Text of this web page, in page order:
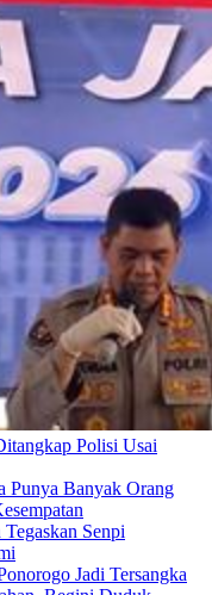
Polisi Usai
Punya Banyak Orang
Senpi
Jadi Tersangka